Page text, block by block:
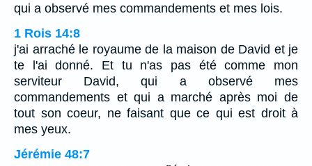
qui a observé mes commandements et mes lois.
1 Rois 14:8
j'ai arraché le royaume de la maison de David et je
te l'ai donné. Et tu n'as pas été comme mon
serviteur David, qui a observé mes
commandements et qui a marché après moi de
tout son coeur, ne faisant que ce qui est droit à
mes yeux.
Jérémie 48:7